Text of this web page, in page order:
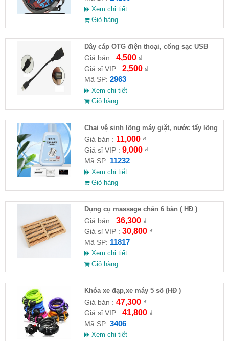
Xem chi tiết
Giỏ hàng
Dây cáp OTG điện thoại, cổng sạc USB
Giá bán : 4,500₫
Giá sỉ VIP : 2,500₫
Mã SP: 2963
Xem chi tiết
Giỏ hàng
Chai vệ sinh lồng máy giặt, nước tẩy lồng
máy giặt CLEANING FLUID
Giá bán : 11,000₫
Giá sỉ VIP : 9,000₫
Mã SP: 11232
Xem chi tiết
Giỏ hàng
Dụng cụ massage chân 6 bàn ( HĐ )
Giá bán : 36,300₫
Giá sỉ VIP : 30,800₫
Mã SP: 11817
Xem chi tiết
Giỏ hàng
Khóa xe đạp,xe máy 5 số (HĐ )
Giá bán : 47,300₫
Giá sỉ VIP : 41,800₫
Mã SP: 3406
Xem chi tiết